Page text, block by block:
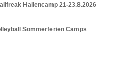
Hallencamp 21-23.8.2026
Sommerferien Camps